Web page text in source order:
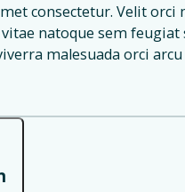
consectetur. Velit
natoque sem
malesuada orci